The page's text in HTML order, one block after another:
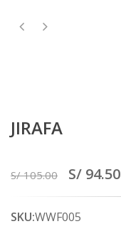
JIRAFA
S/ 105.00 S/ 94.50
SKU:WWF005